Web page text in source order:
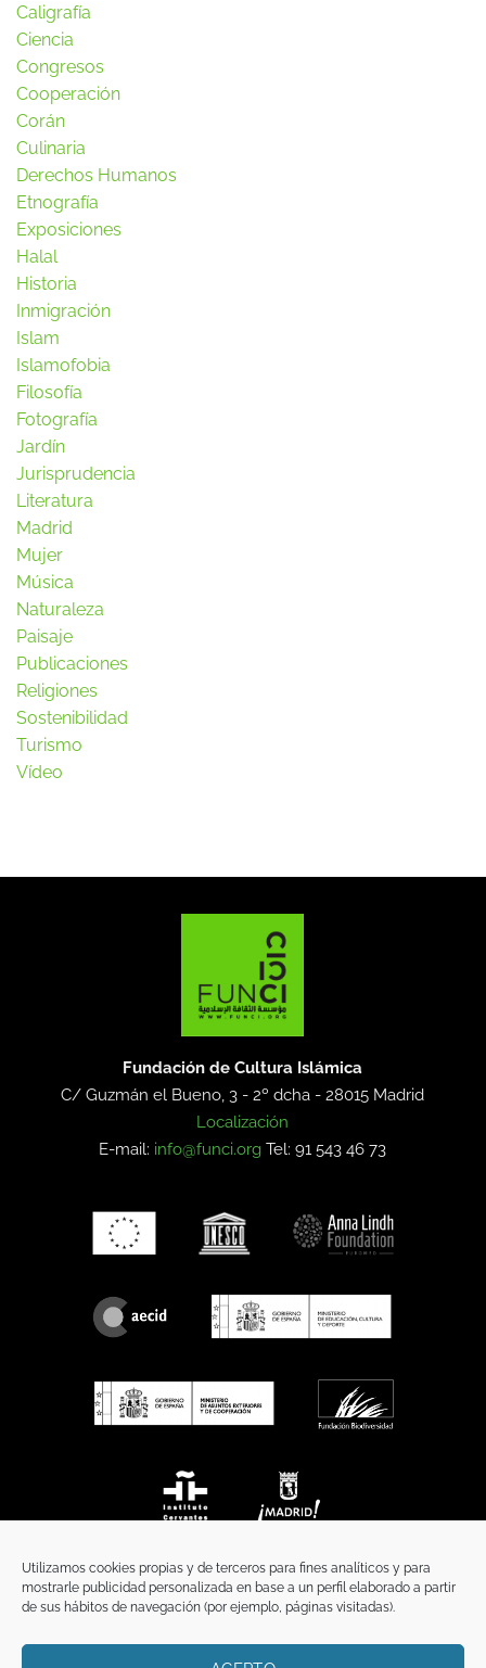
Utilizamos cookies propias y de terceros para fines analíticos y para
mostrarle publicidad personalizada en base a un perfil elaborado a partir
de sus hábitos de navegación (por ejemplo, páginas visitadas).
Caligrafía
Ciencia
Congresos
Cooperación
Corán
Culinaria
Derechos Humanos
Etnografía
Exposiciones
Halal
Historia
Inmigración
Islam
Islamofobia
Filosofía
Fotografía
Jardín
Jurisprudencia
Literatura
Madrid
Mujer
Música
Naturaleza
Paisaje
Publicaciones
Religiones
Sostenibilidad
Turismo
Vídeo
Fundación de Cultura Islámica
C/ Guzmán el Bueno, 3 - 2º dcha -28015 Madrid
Localización
E-mail: info@funci.org Tel: 91 543 46 73